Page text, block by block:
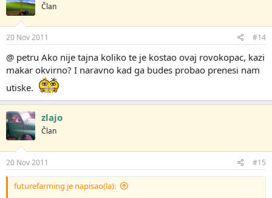
Član
20 Nov 2011 #14
@ petru Ako nije tajna koliko te je kostao ovaj rovokopac, kazi
makar okvirno? I naravno kad ga budes probao prenesi nam
utiske.
zlajo
Član
20 Nov 2011 #15
futurefarming je napisao(la):